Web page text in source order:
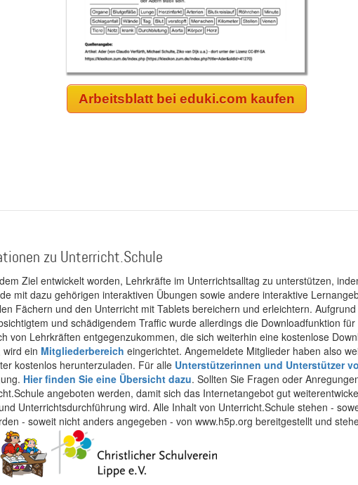
Arbeitsblatt bei eduki.com kaufen
zu Unterricht.Schule
Ziel entwickelt worden, Lehrkräfte im Unterrichtsalltag zu unterstützen,
mit dazu gehörigen interaktiven Übungen sowie andere interaktive
Fächern und den Unterricht mit Tablets bereichern und erleichtern.
und schädigendem Traffic wurde allerdings die Downloadfunktion
von Lehrkräften entgegenzukommen, die sich weiterhin eine kostenlose
ein Mitgliederbereich eingerichtet. Angemeldete Mitglieder haben also
kostenlos herunterzuladen. Für alle Unterstützerinnen und Unterstützer
Hier finden Sie eine Übersicht dazu. Sollten Sie Fragen oder
angeboten werden, damit sich das Internetangebot gut
Unterrichtsdurchführung wird. Alle Inhalt von Unterricht.Schule stehen -
- soweit nicht anders angegeben - von www.h5p.org bereitgestellt und